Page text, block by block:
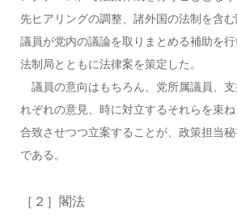
先ヒアリングの調整、諸外国の法制を含む
議員が党内の議論を取りまとめる補助を
法制局とともに法律案を策定した。
議員の意向はもちろん、党所属議員、
れぞれの意見、時に対立するそれらを束
合致させつつ立案することが、政策担当
である。
［２］閣法